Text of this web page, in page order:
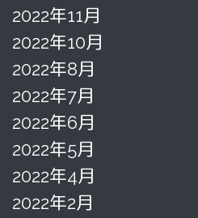
2022年11月
2022年10月
2022年8月
2022年7月
2022年6月
2022年5月
2022年4月
2022年2月